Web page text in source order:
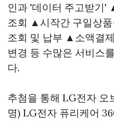
인과 '데이터 주고받기'
조회 ▲시작간 구일상품
조회 및 납부 ▲소액결
변경 등 수많은 서비스
다.
추첨을 통해 LG전자 오
명) LG전자 퓨리케어